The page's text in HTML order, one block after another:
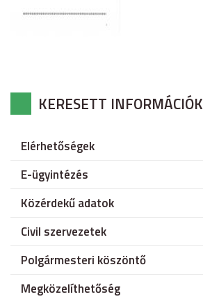
KERESETT INFORMÁCIÓK
Elérhetőségek
E-ügyintézés
Közérdekű adatok
Civil szervezetek
Polgármesteri köszöntő
Megközelíthetőség